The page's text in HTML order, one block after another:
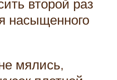
второй раз
насыщенного
мялись,